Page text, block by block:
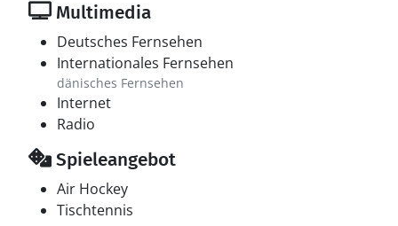
Multimedia
Deutsches Fernsehen
Internationales Fernsehen
dänisches Fernsehen
Internet
Radio
Spieleangebot
Air Hockey
Tischtennis